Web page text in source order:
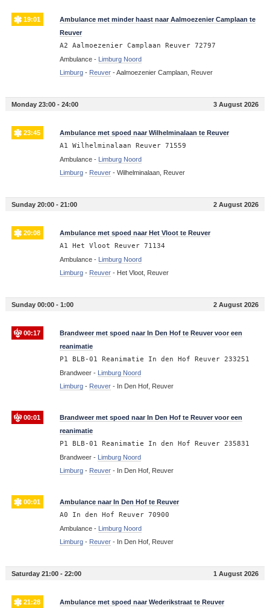
19:01
Ambulance met minder haast naar Aalmoezenier Camplaan te
Reuver
A2 Aalmoezenier Camplaan Reuver 72797
Ambulance -
Limburg Noord
Limburg- Reuver-Aalmoezenier Camplaan, Reuver
Monday 23:00 - 24:00 3 August 2026
23:45 Ambulance met spoed naar Wilhelminalaan te Reuver
A1 Wilhelminalaan Reuver 71559
Ambulance -
Limburg Noord
Limburg- Reuver- Wilhelminalaan, Reuver
Sunday 20:00 - 21:00 2 August 2026
20:08 Ambulance met spoed naar Het Vloot te Reuver
A1 Het Vloot Reuver 71134
Ambulance -
Limburg Noord
Limburg- Reuver- Het Vloot, Reuver
Sunday 00:00 - 1:00 2 August 2026
00:17
Brandweer met spoed naar In Den Hof te Reuver voor een
reanimatie
P1 BLB-01 Reanimatie In den Hof Reuver 233251
Brandweer -
Limburg Noord
Limburg- Reuver- In Den Hof, Reuver
00:01
Brandweer met spoed naar In Den Hof te Reuver voor een
reanimatie
P1 BLB-01 Reanimatie In den Hof Reuver 235831
Brandweer -
Limburg Noord
Limburg- Reuver- In Den Hof, Reuver
00:01 Ambulance naar In Den Hof te Reuver
A0 In den Hof Reuver 70900
Ambulance -
Limburg Noord
Limburg- Reuver- In Den Hof, Reuver
Saturday 21:00 - 22:00 1 August 2026
21:28 Ambulance met spoed naar Wederikstraat te Reuver